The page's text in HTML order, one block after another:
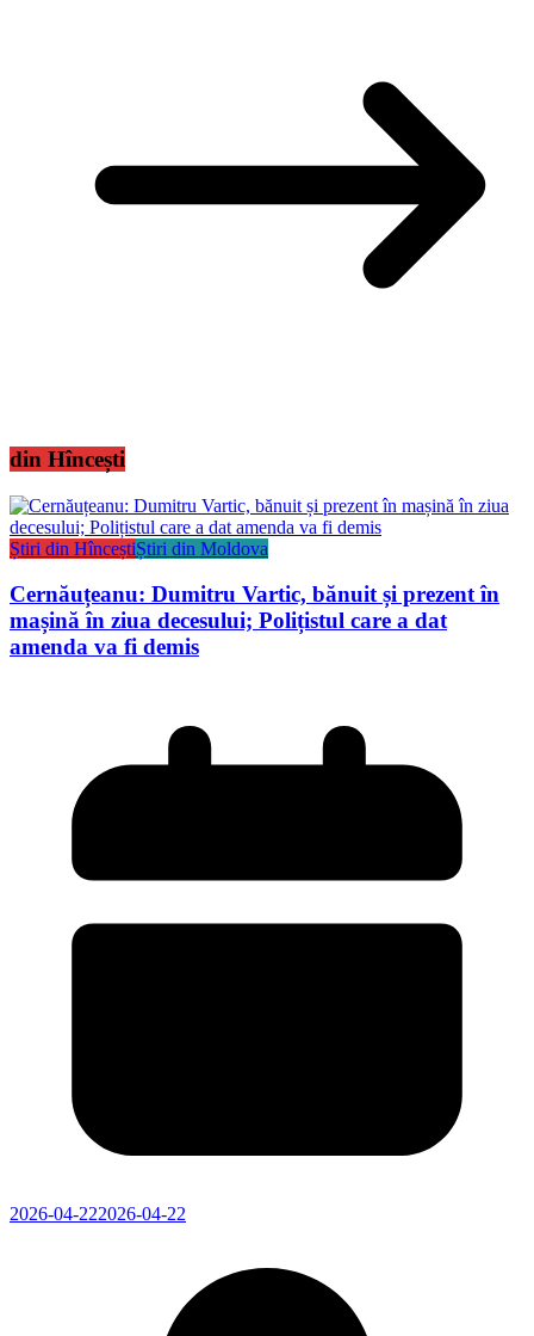
din Hîncești
Știri din HînceștiȘtiri din Moldova
Cernăuțeanu: Dumitru Vartic, bănuit și prezent în
mașină în ziua decesului; Polițistul care a dat
amenda va fi demis
2026-04-222026-04-22